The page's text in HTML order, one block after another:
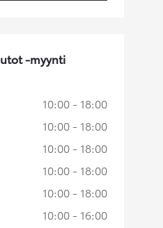
-myynti
10:00 - 18:00
10:00 - 18:00
10:00 - 18:00
10:00 - 18:00
10:00 - 18:00
10:00 - 16:00